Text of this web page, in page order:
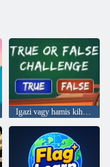
Igazi vagy hamis kihívás